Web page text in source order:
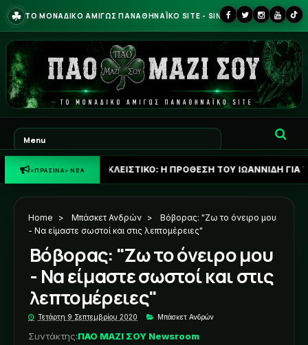
☘ ΤΟ ΜΟΝΑΔΙΚΟ ΑΜΙΓΩΣ ΠΑΝΑΘΗΝΑΪΚΟ SITE - SINCE 2013
«ΠΡΑΣΙΝΑ» ΝΕΑ
ΑΠΟΚΛΕΙΣΤΙΚΟ: Η ΠΡΟΘΕΣΗ ΤΟΥ ΙΩΑΝΝΙΔΗ ΓΙΑ ΤΟ ΜΕΛΛΟΝ ΤΟΥ
Home > Μπάσκετ Ανδρών >
Βόβορας: "Ζω το όνειρο μου
- Να είμαστε σωστοί και στις λεπτομέρειες"
Βόβορας: "Ζω το όνειρο μου
- Να είμαστε σωστοί και στις
λεπτομέρειες"
Τετάρτη 9 Σεπτεμβρίου 2020 Μπάσκετ Ανδρών
Συντάκτης:ΠΑΟ ΜΑΖΙ ΣΟΥ Newsroom